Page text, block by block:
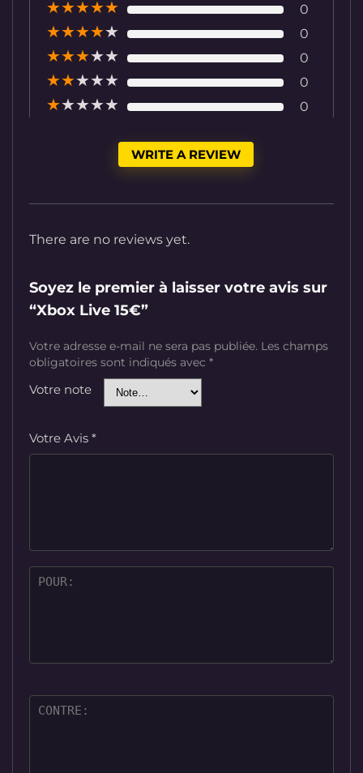
★★★★★ 0
★★★★★ 0
★★★★★ 0
★★★★★ 0
★★★★★ 0
WRITE A REVIEW
There are no reviews yet.
Soyez le premier à laisser votre avis sur
“Xbox Live 15€”
Votre adresse e-mail ne sera pas publiée. Les champs
obligatoires sont indiqués avec *
Votre note
Votre Avis *